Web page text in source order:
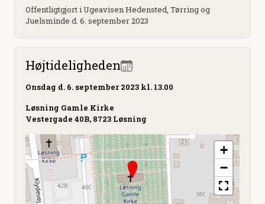
Offentligtgjort i Ugeavisen Hedensted, Tørring og
Juelsminde d. 6. september 2023
Højtideligheden
Onsdag d. 6. september 2023 kl. 13.00
Løsning Gamle Kirke
Vestergade 40B, 8723 Løsning
+
−